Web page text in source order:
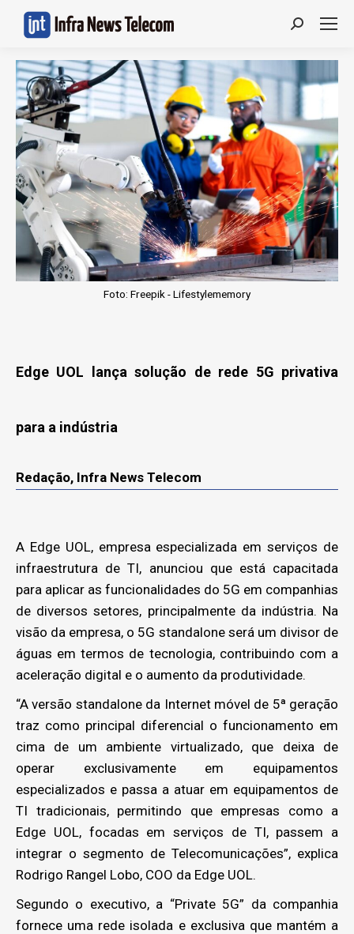
Search:
Foto: Freepik - Lifestylememory
Edge UOL lança solução de rede 5G privativa
para a indústria
Redação, Infra News Telecom
A Edge UOL, empresa especializada em serviços de
infraestrutura de TI, anunciou que está capacitada
para aplicar as funcionalidades do 5G em companhias
de diversos setores, principalmente da indústria. Na
visão da empresa, o 5G standalone será um divisor de
águas em termos de tecnologia, contribuindo com a
aceleração digital e o aumento da produtividade.
“A versão standalone da Internet móvel de 5ª geração
traz como principal diferencial o funcionamento em
cima de um ambiente virtualizado, que deixa de
operar exclusivamente em equipamentos
especializados e passa a atuar em equipamentos de
TI tradicionais, permitindo que empresas como a
Edge UOL, focadas em serviços de TI, passem a
integrar o segmento de Telecomunicações”, explica
Rodrigo Rangel Lobo, COO da Edge UOL.
Segundo o executivo, a “Private 5G” da companhia
fornece uma rede isolada e exclusiva que mantém a